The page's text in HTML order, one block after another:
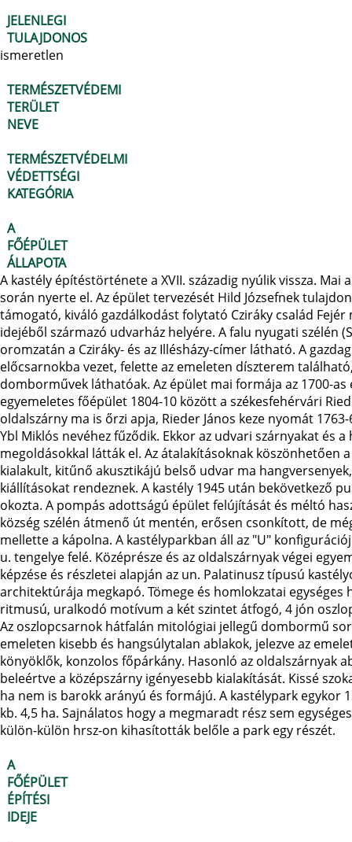
JELENLEGI
TULAJDONOS
ismeretlen
TERMÉSZETVÉDEMI
TERÜLET
NEVE
TERMÉSZETVÉDELMI
VÉDETTSÉGI
KATEGÓRIA
A
FŐÉPÜLET
ÁLLAPOTA
A kastély építéstörténete a XVII. századig nyúlik vissza.
során nyerte el. Az épület tervezését Hild Józsefnek
támogató, kiváló gazdálkodást folytató Cziráky család
idejéből származó udvarház helyére. A falu nyugati szélén
oromzatán a Cziráky- és az Illésházy-címer látható. A
előcsarnokba vezet, felette az emeleten díszterem
domborművek láthatóak. Az épület mai formája az 1700-
egyemeletes főépület 1804-10 között a székesfehérvári
oldalszárny ma is őrzi apja, Rieder János keze nyomát
Ybl Miklós nevéhez fűződik. Ekkor az udvari szárnyakat
megoldásokkal látták el. Az átalakításoknak köszönhetően
kialakult, kitűnő akusztikájú belső udvar ma
kiállításokat rendeznek. A kastély 1945 után bekövetkező
okozta. A pompás adottságú épület felújítását és méltó
község szélén átmenő út mentén, erősen csonkított, de
mellette a kápolna. A kastélyparkban áll az "U"
u. tengelye felé. Középrésze és az oldalszárnyak végei
képzése és részletei alapján az un. Palatinusz típusú
architektúrája megkapó. Tömege és homlokzatai
ritmusú, uralkodó motívum a két szintet átfogó, 4 jón
Az oszlopcsarnok hátfalán mitológiai jellegű dombormű
emeleten kisebb és hangsúlytalan ablakok, jelezve az
könyöklők, konzolos főpárkány. Hasonló az oldalszárnyak
beleértve a középszárny igényesebb kialakítását. Kissé
ha nem is barokk arányú és formájú. A kastélypark
kb. 4,5 ha. Sajnálatos hogy a megmaradt rész sem
külön-külön hrsz-on kihasították belőle a park egy részét.
A
FŐÉPÜLET
ÉPÍTÉSI
IDEJE